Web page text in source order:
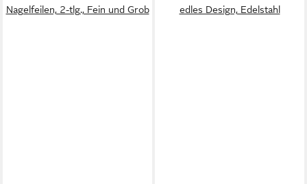
Nagelfeilen, 2-tlg., Fein und Grob
edles Design, Edelstahl